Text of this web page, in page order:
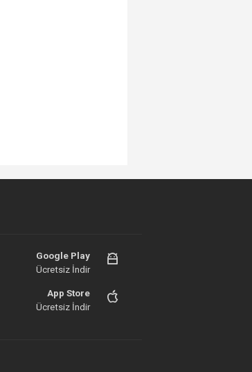
Google Play
Ücretsiz İndir
App Store
Ücretsiz İndir